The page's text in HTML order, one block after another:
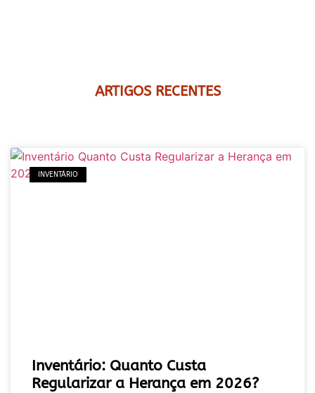
ARTIGOS RECENTES
INVENTÁRIO
Inventário: Quanto Custa
Regularizar a Herança em 2026?